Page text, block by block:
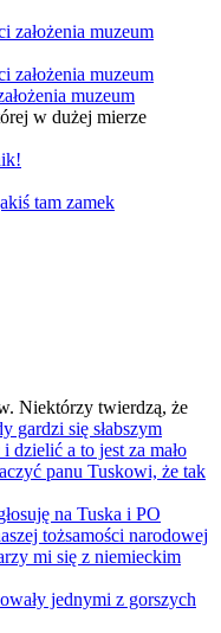
muzeum
w dużej mierze
tam zamek
Niektórzy twierdzą, że
gardzi się słabszym
dzielić a to jest za mało
panu Tuskowi, że tak
na Tuska i PO
tożsamości narodowej
mi się z niemieckim
jednymi z gorszych